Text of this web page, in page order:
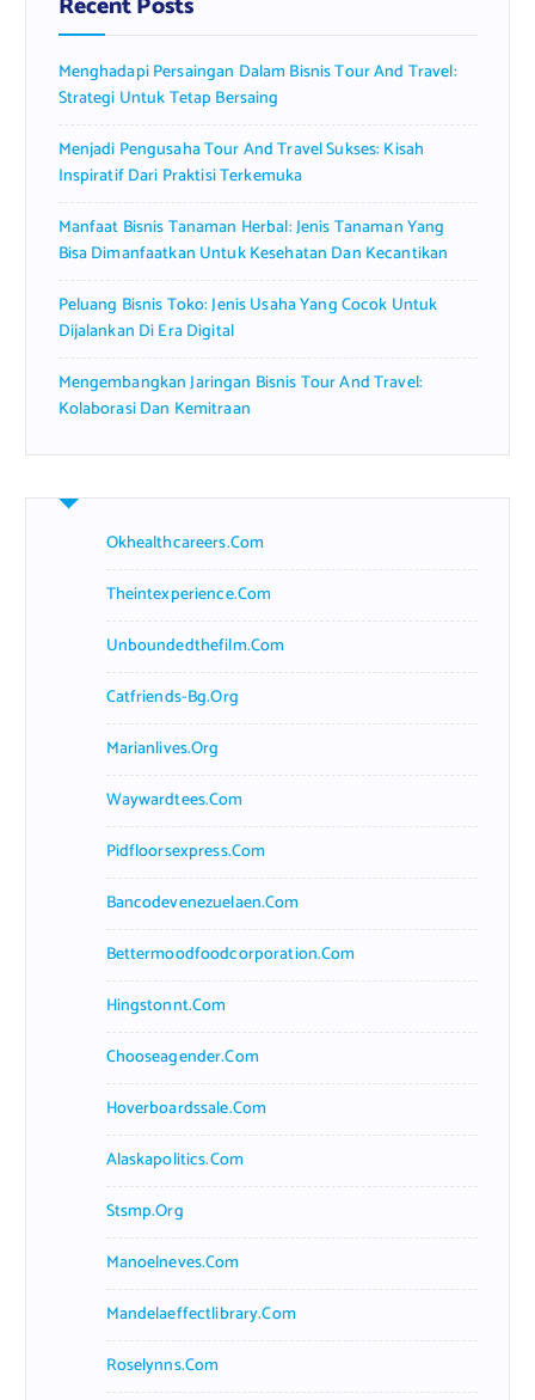
o
:Menghadapi Persaingan Dalam Bisnis Tour And Travel:
Strategi Untuk Tetap Bersaing
Menjadi Pengusaha Tour And Travel Sukses: Kisah
Inspiratif Dari Praktisi Terkemuka
Manfaat Bisnis Tanaman Herbal: Jenis Tanaman Yang
Bisa Dimanfaatkan Untuk Kesehatan Dan Kecantikan
Peluang Bisnis Toko: Jenis Usaha Yang Cocok Untuk
Dijalankan Di Era Digital
Mengembangkan Jaringan Bisnis Tour And Travel:
Kolaborasi Dan Kemitraan
Okhealthcareers.com
Theintexperience.com
Unboundedthefilm.com
Catfriends-Bg.org
Marianlives.org
Waywardtees.com
Pidfloorsexpress.com
Bancodevenezuelaen.com
Bettermoodfoodcorporation.com
Hingstonnt.com
Chooseagender.com
Hoverboardssale.com
Alaskapolitics.com
Stsmp.org
Manoelneves.com
Mandelaeffectlibrary.com
Roselynns.com